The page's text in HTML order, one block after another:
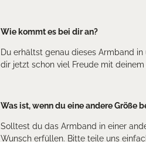
Wie kommt es bei dir an?
Du erhältst genau dieses Armband
dir jetzt schon viel Freude mit deinem
Was ist, wenn du eine andere Größe
Solltest du das Armband in einer
Wunsch erfüllen. Bitte teile uns